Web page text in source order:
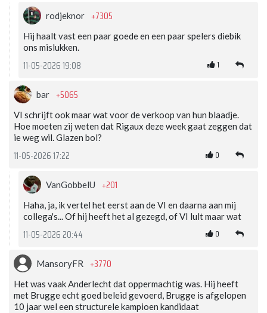
rodjeknor +7305
Hij haalt vast een paar goede en een paar spelers diebik
ons mislukken.
11-05-2026 19:08 1
bar +5065
VI schrijft ook maar wat voor de verkoop van hun blaadje.
Hoe moeten zij weten dat Rigaux deze week gaat zeggen dat
ie weg wil. Glazen bol?
11-05-2026 17:22 0
VanGobbelU +201
Haha, ja, ik vertel het eerst aan de VI en daarna aan mij
collega's... Of hij heeft het al gezegd, of VI lult maar wat
11-05-2026 20:44 0
MansoryFR +3770
Het was vaak Anderlecht dat oppermachtig was. Hij heeft
met Brugge echt goed beleid gevoerd, Brugge is afgelopen
10 jaar wel een structurele kampioen kandidaat